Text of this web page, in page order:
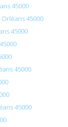
45000
45000
45000
45000
45000